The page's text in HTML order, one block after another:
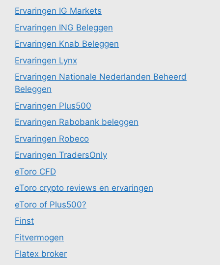
Ervaringen IG Markets
Ervaringen ING Beleggen
Ervaringen Knab Beleggen
Ervaringen Lynx
Ervaringen Nationale Nederlanden Beheerd
Beleggen
Ervaringen Plus500
Ervaringen Rabobank beleggen
Ervaringen Robeco
Ervaringen TradersOnly
eToro CFD
eToro crypto reviews en ervaringen
eToro of Plus500?
Finst
Fitvermogen
Flatex broker